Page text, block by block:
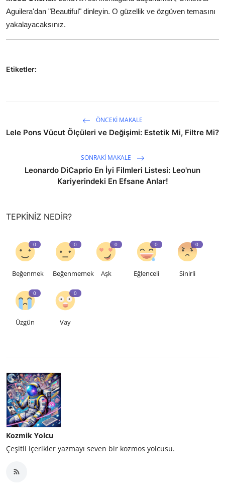
Aguilera'dan "Beautiful" dinleyin. O güzellik ve özgüven temasını
yakalayacaksınız.
Etiketler:
ÖNCEKI MAKALE
Lele Pons Vücut Ölçüleri ve Değişimi: Estetik Mi, Filtre Mi?
SONRAKI MAKALE
Leonardo DiCaprio En İyi Filmleri Listesi: Leo'nun
Kariyerindeki En Efsane Anlar!
TEPKINIZ NEDIR?
0
Beğenmek
0
Beğenmemek
0
Aşk
0
Eğlenceli
0
Sinirli
0
Üzgün
0
Vay
Kozmik Yolcu
Çeşitli içerikler yazmayı seven bir kozmos yolcusu.